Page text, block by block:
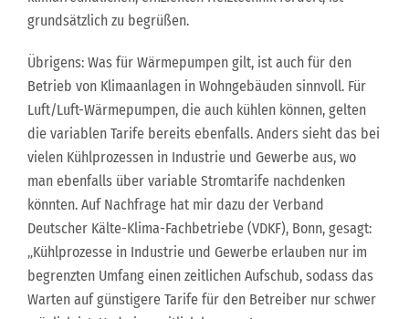
grundsätzlich zu begrüßen.
Übrigens: Was für Wärmepumpen gilt, ist auch für den
Betrieb von Klimaanlagen in Wohngebäuden sinnvoll. Für
Luft/Luft-Wärmepumpen, die auch kühlen können, gelten
die variablen Tarife bereits ebenfalls. Anders sieht das bei
vielen Kühlprozessen in Industrie und Gewerbe aus, wo
man ebenfalls über variable Stromtarife nachdenken
könnten. Auf Nachfrage hat mir dazu der Verband
Deutscher Kälte-Klima-Fachbetriebe (VDKF), Bonn, gesagt:
„Kühlprozesse in Industrie und Gewerbe erlauben nur im
begrenzten Umfang einen zeitlichen Aufschub, sodass das
Warten auf günstigere Tarife für den Betreiber nur schwer